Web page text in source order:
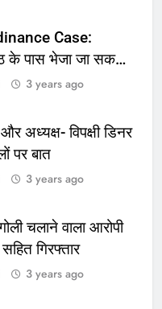
Case:
के पास भेजा जा सकता
मामला
3 years ago
अध्यक्ष- विपक्षी डिनर
पर बात
3 years ago
गोली चलाने वाला आरोपी
गिरफ्तार
3 years ago